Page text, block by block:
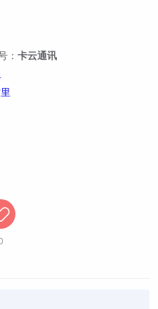
： 卡云通讯